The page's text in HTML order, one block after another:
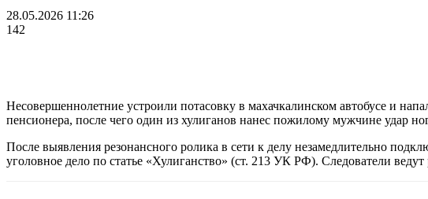
28.05.2026 11:26
142
Несовершеннолетние устроили потасовку в махачкалинском автобусе и
пенсионера, после чего один из хулиганов нанес пожилому мужчине удар
После выявления резонансного ролика в сети к делу незамедлительно
уголовное дело по статье «Хулиганство» (ст. 213 УК РФ). Следователи